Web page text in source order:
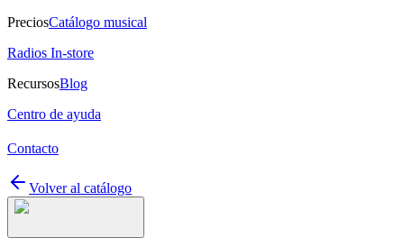
PreciosCatálogo musical
Radios In-store
RecursosBlog
Centro de ayuda
Contacto
Volver al catálogo